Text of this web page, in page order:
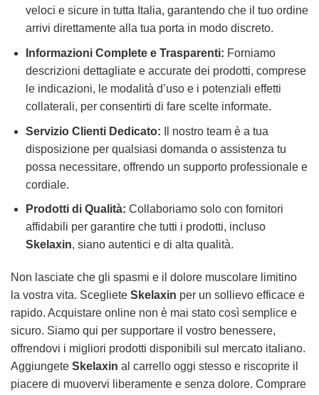
veloci e sicure in tutta Italia, garantendo che il tuo ordine
arrivi direttamente alla tua porta in modo discreto.
Informazioni Complete e Trasparenti: Forniamo
descrizioni dettagliate e accurate dei prodotti, comprese
le indicazioni, le modalità d’uso e i potenziali effetti
collaterali, per consentirti di fare scelte informate.
Servizio Clienti Dedicato: Il nostro team è a tua
disposizione per qualsiasi domanda o assistenza tu
possa necessitare, offrendo un supporto professionale e
cordiale.
Prodotti di Qualità: Collaboriamo solo con fornitori
affidabili per garantire che tutti i prodotti, incluso
Skelaxin, siano autentici e di alta qualità.
Non lasciate che gli spasmi e il dolore muscolare limitino
la vostra vita. Scegliete Skelaxin per un sollievo efficace e
rapido. Acquistare online non è mai stato così semplice e
sicuro. Siamo qui per supportare il vostro benessere,
offrendovi i migliori prodotti disponibili sul mercato italiano.
Aggiungete Skelaxin al carrello oggi stesso e riscoprite il
piacere di muovervi liberamente e senza dolore. Comprare